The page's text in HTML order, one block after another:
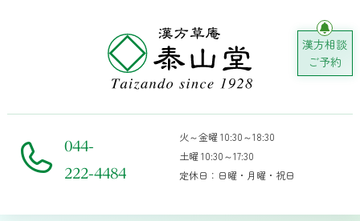
漢方相談
ご予約
044-
222-4484
火～金曜 10:30～18:30
土曜 10:30～17:30
定休日：日曜・月曜・祝日